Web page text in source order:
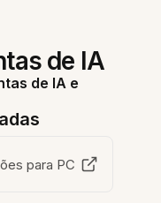
de IA
de IA e
para PC